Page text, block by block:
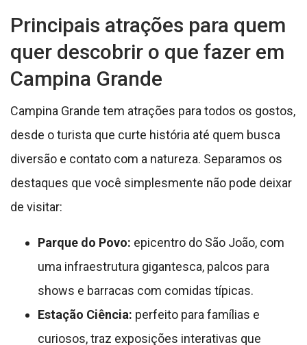
Principais atrações para quem
quer descobrir o que fazer em
Campina Grande
Campina Grande tem atrações para todos os gostos,
desde o turista que curte história até quem busca
diversão e contato com a natureza. Separamos os
destaques que você simplesmente não pode deixar
de visitar:
Parque do Povo: epicentro do São João, com
uma infraestrutura gigantesca, palcos para
shows e barracas com comidas típicas.
Estação Ciência: perfeito para famílias e
curiosos, traz exposições interativas que